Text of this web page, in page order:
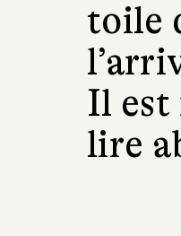
toile
Il est
lire